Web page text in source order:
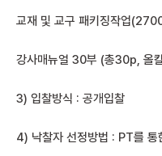
교재 및 교구 패키징작업
강사매뉴얼 30부 (총30p, 올
3) 입찰방식 : 공개입찰
4) 낙찰자 선정방법 : PT를 통